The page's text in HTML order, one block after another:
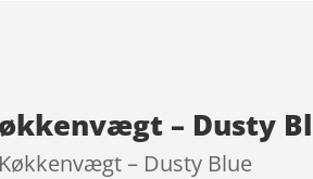
– Dusty
– Dusty Blue